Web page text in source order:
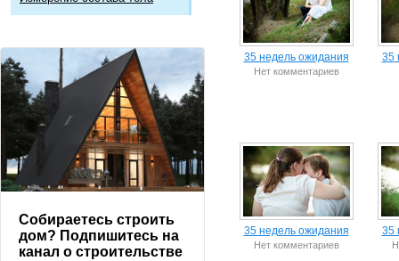
35 недель ожидания
Нет комментариев
35
35 недель ожидания
Нет комментариев
35
Собираетесь строить
дом? Подпишитесь на
канал о строительстве